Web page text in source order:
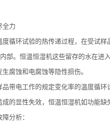
力
循环试验的热传递过程，在受试
部。恒温恒湿机这些留存的水在
腐蚀和电腐蚀等隐性损伤。
电工作的规定变化率的温度循环
的显性失效，恒温恒湿机如功能缺
分析：